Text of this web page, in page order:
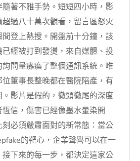
著不雅手勢。短短四小時，影
過八十萬次觀看，留言區怒火
登上熱搜。開盤前十分鐘，該
經被打到發燙，來自媒體、投
問量癱瘓了整個通訊系統。唯
董事長整晚都在醫院陪產，有
影片是假的，徹頭徹尾的深度
信，傷害已經像墨水暈染開
必須嚴肅面對的新常態：當公
的靶心，企業聲譽可以在一
下來的每一步，都決定這家公